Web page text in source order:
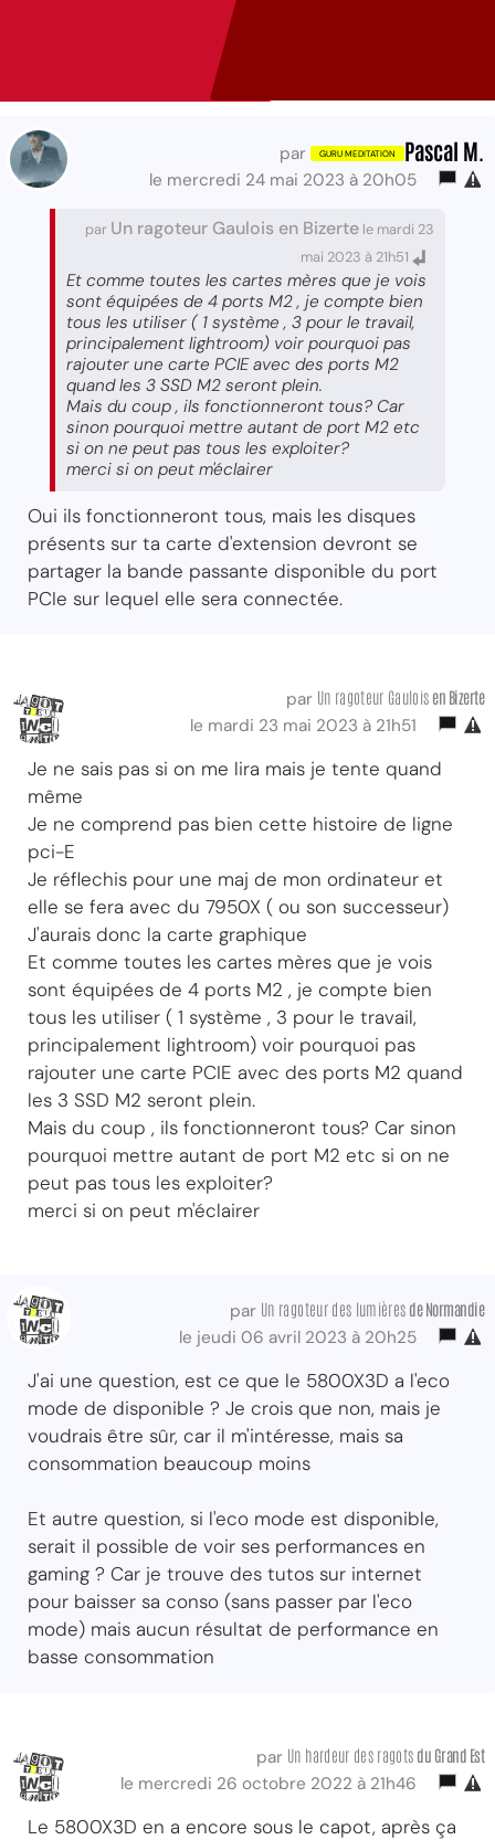
par Pascal M.
le mercredi 24 mai 2023 à 20h05
par Un ragoteur Gaulois en Bizerte le mardi 23
mai 2023 à 21h51
Et comme toutes les cartes mères que je vois
sont équipées de 4 ports M2 , je compte bien
tous les utiliser ( 1 système , 3 pour le travail,
principalement lightroom) voir pourquoi pas
rajouter une carte PCIE avec des ports M2
quand les 3 SSD M2 seront plein.
Mais du coup , ils fonctionneront tous? Car
sinon pourquoi mettre autant de port M2 etc
si on ne peut pas tous les exploiter?
merci si on peut m'éclairer
Oui ils fonctionneront tous, mais les disques
présents sur ta carte d'extension devront se
partager la bande passante disponible du port
PCIe sur lequel elle sera connectée.
par Un ragoteur Gaulois en Bizerte
le mardi 23 mai 2023 à 21h51
Je ne sais pas si on me lira mais je tente quand
même
Je ne comprend pas bien cette histoire de ligne
pci-E
Je réflechis pour une maj de mon ordinateur et
elle se fera avec du 7950X ( ou son successeur)
J'aurais donc la carte graphique
Et comme toutes les cartes mères que je vois
sont équipées de 4 ports M2 , je compte bien
tous les utiliser ( 1 système , 3 pour le travail,
principalement lightroom) voir pourquoi pas
rajouter une carte PCIE avec des ports M2 quand
les 3 SSD M2 seront plein.
Mais du coup , ils fonctionneront tous? Car sinon
pourquoi mettre autant de port M2 etc si on ne
peut pas tous les exploiter?
merci si on peut m'éclairer
par Un ragoteur des lumières de Normandie
le jeudi 06 avril 2023 à 20h25
J'ai une question, est ce que le 5800X3D a l'eco
mode de disponible ? Je crois que non, mais je
voudrais être sûr, car il m'intéresse, mais sa
consommation beaucoup moins
Et autre question, si l'eco mode est disponible,
serait il possible de voir ses performances en
gaming ? Car je trouve des tutos sur internet
pour baisser sa conso (sans passer par l'eco
mode) mais aucun résultat de performance en
basse consommation
par Un hardeur des ragots du Grand Est
le mercredi 26 octobre 2022 à 21h46
Le 5800X3D en a encore sous le capot, après ça